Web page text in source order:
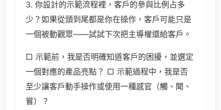
3. 你設計的示範流程裡，客戶的參與比例占多
少？如果從頭到尾都是你在操作，客戶可能只是
一個被動觀眾——試試下次把主導權還給客戶。
□ 示範前，我是否明確知道客戶的困擾，並選定
一個對應的產品亮點？ □ 示範過程中，我是否
至少讓客戶動手操作或使用一種感官（觸、聞、
嘗）？